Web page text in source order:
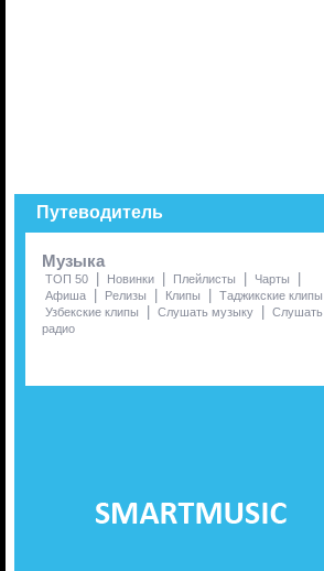
Путеводитель
Музыка
ТОП 50 | Новинки | Плейлисты | Чарты |
Афиша | Релизы | Клипы | Таджикские клипы
Узбекские клипы | Слушать музыку | Слушать
радио